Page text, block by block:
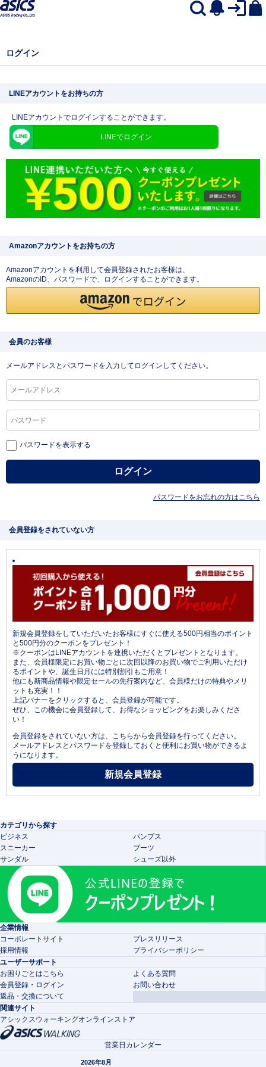
ログイン
LINEアカウントをお持ちの方
LINEアカウントでログインすることができます。
LINEでログイン
Amazonアカウントをお持ちの方
Amazonアカウントを利用して会員登録されたお客様は、
AmazonのID、パスワードで、ログインすることができます。
会員のお客様
メールアドレスとパスワードを入力してログインしてください。
パスワードを表示する
パスワードをお忘れの方はこちら
会員登録をされていない方
新規会員登録をしていただいたお客様にすぐに使える500円相当のポイント
と500円分のクーポンをプレゼント！
※クーポンはLINEアカウントを連携いただくとプレゼントとなります。
また、会員様限定にお買い物ごとに次回以降のお買い物でご利用いただけ
るポイントや、誕生日月には特別割引もご用意！
他にも新商品情報や限定セールの先行案内など、会員様だけの特典やメリ
ットも充実！！
上記バナーをクリックすると、会員登録が可能です。
ぜひ、この機会に会員登録して、お得なショッピングをお楽しみくださ
い！
会員登録をされていない方は、こちらから会員登録を行ってください。
メールアドレスとパスワードを登録しておくと便利にお買い物ができるよ
うになります。
カテゴリから探す
ビジネス
パンプス
スニーカー
ブーツ
サンダル
シューズ以外
企業情報
コーポレートサイト
プレスリリース
採用情報
プライバシーポリシー
ユーザーサポート
お困りごとはこちら
よくある質問
会員登録・ログイン
お問い合わせ
返品・交換について
関連サイト
アシックスウォーキングオンラインストア
営業日カレンダー
2026年8月